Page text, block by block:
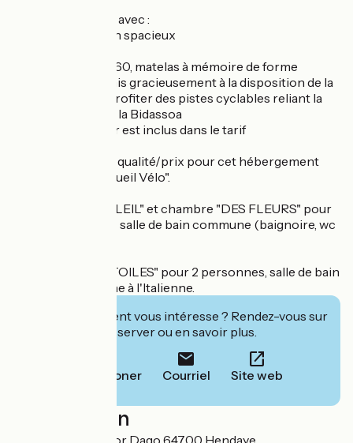
Très bien équipée avec :
• un salon commun spacieux
• literie neuve en 160, matelas à mémoire de forme
• Des vélos sont mis gracieusement à la disposition de la
clientèle, afin de profiter des pistes cyclables reliant la
plage en longeant la Bidassoa
• Le petit-déjeuner est inclus dans le tarif
Excellent rapport qualité/prix pour cet hébergement
ayant le label "Accueil Vélo".
Chambre "DU SOLEIL" et chambre "DES FLEURS" pour
2 personnes, avec salle de bain commune (baignoire, wc
Chambre "DES ETOILES" pour 2 personnes, salle de bain
privée avec douche à l'Italienne.
Cet établissement vous intéresse ? Rendez-vous sur
leur site pour réserver ou en savoir plus.
Téléphoner Courriel Site web
Localisation
1 Rue Erotacillo Hor Dago 64700 Hendaye